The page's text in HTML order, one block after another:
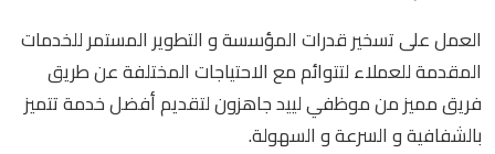
العمل على تسخير قدرات المؤسسة و التطوير المستمر للخدمات
المقدمة للعملاء لتتوائم مع الاحتياجات المختلفة عن طريق
فريق مميز من موظفي لييد جاهزون لتقديم أفضل خدمة تتميز
بالشفافية و السرعة و السهولة.